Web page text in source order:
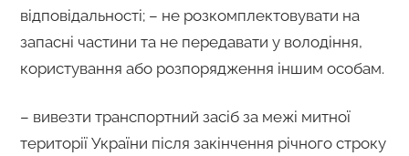
відповідальності; – не розкомплектовувати на
запасні частини та не передавати у володіння,
користування або розпорядження іншим особам.
– вивезти транспортний засіб за межі митної
території України після закінчення річного строку